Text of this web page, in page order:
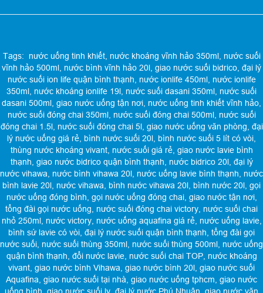
Tags: nước uống tinh khiết, nước khoáng vĩnh hảo 350ml, nước suối
vĩnh hảo 500ml, nước bình vĩnh hảo 20l, giao nước suối bidrico, đại lý
nước suối ion life quận bình thạnh, nước ionlife 450ml, nước ionlife
350ml, nước khoáng ionlife 19l, nước suối dasani 350ml, nước suối
dasani 500ml, giao nước uống tận nơi, nước uống tinh khiết vĩnh hảo,
nước suối đóng chai 350ml, nước suối đóng chai 500ml, nước suối
đóng chai 1.5l, nước suối đóng chai 5l, giao nước uống văn phòng, đại
lý nước uống giá rẻ, bình nước suối 20l, bình nước suối 5 lít có vòi,
thùng nước khoáng vivant, nước suối giá rẻ, giao nước lavie bình
thạnh, giao nước bidrico quận bình thạnh, nước bidrico 20l, đại lý
nước vihawa, nước bình vihawa 20l, nước uống lavie bình thạnh, nước
bình lavie 20l, nước vihawa, bình nước vihawa 20l, bình nước 20l, gọi
nước uống đóng bình, gọi nước uống đóng chai, giao nước tận nơi,
tổng đài gọi nước uống, nước suối đóng chai victory, nước suối chai
nhỏ 250ml, nước victory, nước uống aquafina giá rẻ, nước uống lavie,
bình sứ lavie có vòi, đại lý nước suối quận bình thạnh, tổng đài gọi
nước suối, nước suối thùng 350ml, nước suối thùng 500ml, nước uống
quận bình thạnh, đổi nước lavie, nước suối chai TOP, nước khoáng
vivant, giao nước bình Vihawa, giao nước bình 20l, giao nước suối
Aquafina, giao nước suối tại nhà, giao nước uống tphcm, giao nước